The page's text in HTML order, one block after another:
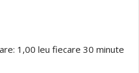
1,00 leu fiecare 30 minute